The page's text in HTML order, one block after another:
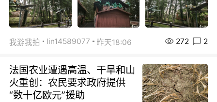
我游我拍 lin14589077 昨天18:06 272 2
法国农业遭遇高温、干旱和山
火重创：农民要求政府提供
“数十亿欧元”援助